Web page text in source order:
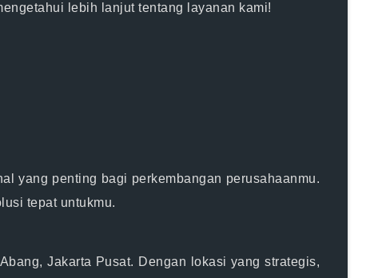
lebih lanjut tentang layanan kami!
yang penting bagi perkembangan perusahaanmu.
tepat untukmu.
Jakarta Pusat. Dengan lokasi yang strategis,